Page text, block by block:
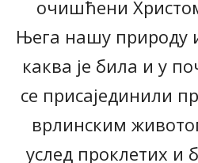
очишћени
Њега нашу природу
каква је била и у
се присајединили
врлинским
услед проклетих и